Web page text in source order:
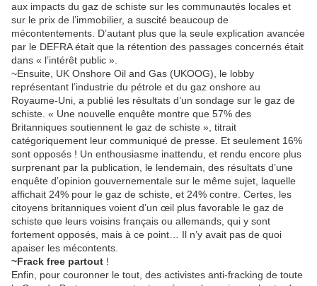
aux impacts du gaz de schiste sur les communautés locales et
sur le prix de l’immobilier, a suscité beaucoup de
mécontentements. D’autant plus que la seule explication avancée
par le DEFRA était que la rétention des passages concernés était
dans « l’intérêt public ».
~Ensuite, UK Onshore Oil and Gas (UKOOG), le lobby
représentant l’industrie du pétrole et du gaz onshore au
Royaume-Uni, a publié les résultats d’un sondage sur le gaz de
schiste. « Une nouvelle enquête montre que 57% des
Britanniques soutiennent le gaz de schiste », titrait
catégoriquement leur communiqué de presse. Et seulement 16%
sont opposés ! Un enthousiasme inattendu, et rendu encore plus
surprenant par la publication, le lendemain, des résultats d’une
enquête d’opinion gouvernementale sur le même sujet, laquelle
affichait 24% pour le gaz de schiste, et 24% contre. Certes, les
citoyens britanniques voient d’un œil plus favorable le gaz de
schiste que leurs voisins français ou allemands, qui y sont
fortement opposés, mais à ce point… Il n’y avait pas de quoi
apaiser les mécontents.
~Frack free partout !
Enfin, pour couronner le tout, des activistes anti-fracking de toute